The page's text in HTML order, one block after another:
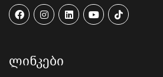
ᲚᲘᲜᲙᲔᲑᲘ